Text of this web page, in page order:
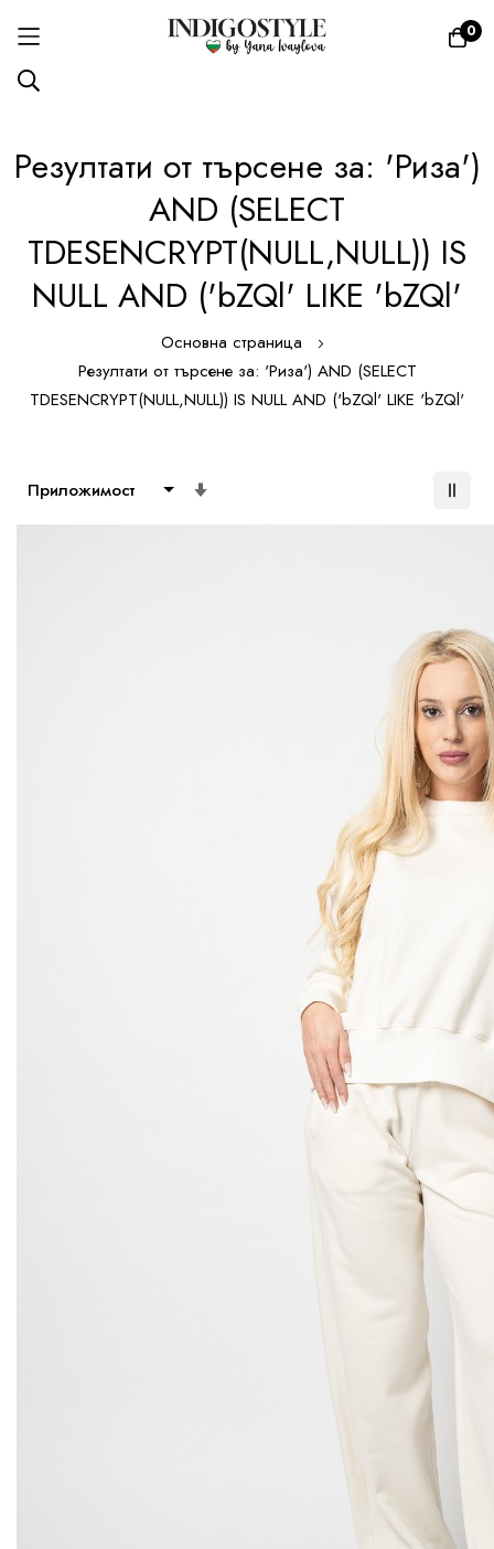
0
към
Резултати от търсене за: 'Риза')
AND (SELECT
TDESENCRYPT(NULL,NULL)) IS
NULL AND ('bZQl' LIKE 'bZQl'
Основна страница
Резултати от търсене за: 'Риза') AND (SELECT
TDESENCRYPT(NULL,NULL)) IS NULL AND ('bZQl' LIKE 'bZQl'